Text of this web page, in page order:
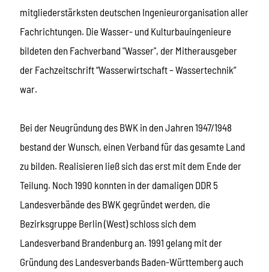
mitgliederstärksten deutschen Ingenieurorganisation aller
Fachrichtungen. Die Wasser- und Kulturbauingenieure
bildeten den Fachverband "Wasser", der Mitherausgeber
der Fachzeitschrift “Wasserwirtschaft – Wassertechnik”
war.
Bei der Neugründung des BWK in den Jahren 1947/1948
bestand der Wunsch, einen Verband für das gesamte Land
zu bilden. Realisieren ließ sich das erst mit dem Ende der
Teilung. Noch 1990 konnten in der damaligen DDR 5
Landesverbände des BWK gegründet werden, die
Bezirksgruppe Berlin (West) schloss sich dem
Landesverband Brandenburg an. 1991 gelang mit der
Gründung des Landesverbands Baden-Württemberg auch